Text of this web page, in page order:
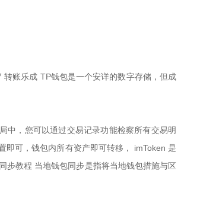
账乐成 TP钱包是一个安详的数字存储，但成
中，您可以通过交易记录功能检察所有交易明
即可，钱包内所有资产即可转移， imToken 是
步教程 当地钱包同步是指将当地钱包措施与区